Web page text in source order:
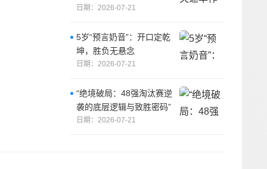
运作体系的战术评估框架”
日期：2026-07-21
5岁“预言奶音”：开口定乾
坤，胜负无悬念
日期：2026-07-21
“绝境破局：48强淘汰赛逆
袭的底层逻辑与致胜密码”
日期：2026-07-21